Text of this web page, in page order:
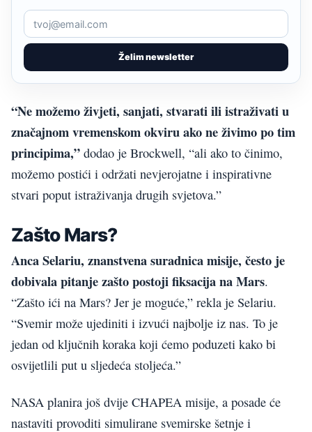
Želim newsletter
“Ne možemo živjeti, sanjati, stvarati ili istraživati u
značajnom vremenskom okviru ako ne živimo po tim
principima,” dodao je Brockwell, “ali ako to činimo,
možemo postići i održati nevjerojatne i inspirativne
stvari poput istraživanja drugih svjetova.”
Zašto Mars?
Anca Selariu, znanstvena suradnica misije, često je
dobivala pitanje zašto postoji fiksacija na Mars.
“Zašto ići na Mars? Jer je moguće,” rekla je Selariu.
“Svemir može ujediniti i izvući najbolje iz nas. To je
jedan od ključnih koraka koji ćemo poduzeti kako bi
osvijetlili put u sljedeća stoljeća.”
NASA planira još dvije CHAPEA misije, a posade će
nastaviti provoditi simulirane svemirske šetnje i